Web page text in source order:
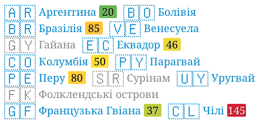
🇦🇷 Аргентина 20 🇧🇴 Болівія
🇧🇷 Бразілія 85 🇻🇪 Венесуела
🇬🇾 Гайана 🇪🇨 Еквадор 46
🇨🇴 Колумбія 50 🇵🇾 Парагвай
🇵🇪 Перу 80 🇸🇷 Сурінам 🇺🇾 Уругвай
🇫🇰 Фолклендські острови
🇬🇫 Французька Гвіана 37 🇨🇱 Чілі 145